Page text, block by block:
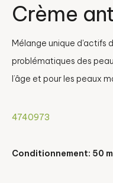
Crème
Mélange unique d'actifs
problématiques des
l’âge et pour les peaux
4740973
Conditionnement: 50